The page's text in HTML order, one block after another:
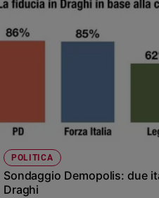
POLITICA
Sondaggio Demopolis: due
Draghi